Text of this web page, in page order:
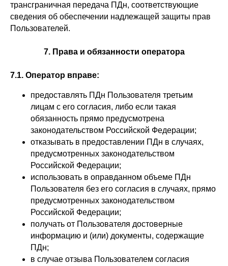
трансграничная передача ПДн, соответствующие
сведения об обеспечении надлежащей защиты прав
Пользователей.
7. Права и обязанности оператора
7.1. Оператор вправе:
предоставлять ПДн Пользователя третьим
лицам с его согласия, либо если такая
обязанность прямо предусмотрена
законодательством Российской Федерации;
отказывать в предоставлении ПДн в случаях,
предусмотренных законодательством
Российской Федерации;
использовать в оправданном объеме ПДн
Пользователя без его согласия в случаях, прямо
предусмотренных законодательством
Российской Федерации;
получать от Пользователя достоверные
информацию и (или) документы, содержащие
ПДн;
в случае отзыва Пользователем согласия